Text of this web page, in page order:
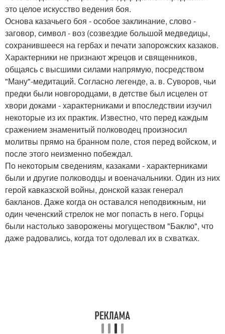
это целое искусство ведения боя.
Основа казачьего боя - особое заклинание, слово -
заговор, символ - воз (созвездие большой медведицы,
сохранившееся на гербах и печати запорожских казаков.
Характерники не признают жрецов и священников,
общаясь с высшими силами напрямую, посредством
"Ману"-медитаций. Согласно легенде, а. в. Суворов, чьи
предки были новгородцами, в детстве был исцелен от
хвори доками - характерниками и впоследствии изучил
некоторые из их практик. Известно, что перед каждым
сражением знаменитый полководец произносил
молитвы прямо на бранном поле, стоя перед войском, и
после этого неизменно побеждал.
По некоторым сведениям, казаками - характерниками
были и другие полководцы и военачальники. Один из них
герой кавказской войны, донской казак генерал
бакланов. Даже когда он оставался неподвижным, ни
один чеченский стрелок не мог попасть в него. Горцы
были настолько заворожены могуществом "Баклю", что
даже радовались, когда тот одолевал их в схватках.